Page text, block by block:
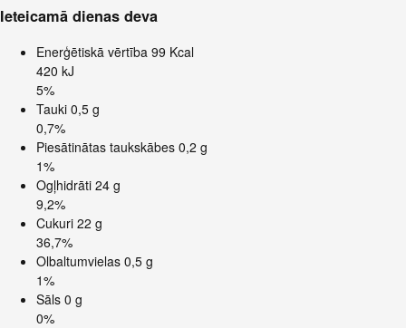
Ieteicamā dienas deva
Enerģētiskā vērtība 99 Kcal
420 kJ
5%
Tauki 0,5 g
0,7%
Piesātinātas taukskābes 0,2 g
1%
Ogļhidrāti 24 g
9,2%
Cukuri 22 g
36,7%
Olbaltumvielas 0,5 g
1%
Sāls 0 g
0%